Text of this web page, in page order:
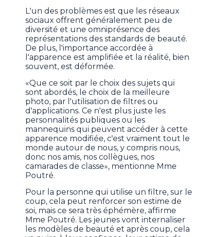
L'un des problèmes est que les réseaux
sociaux offrent généralement peu de
diversité et une omniprésence des
représentations des standards de beauté.
De plus, l'importance accordée à
l'apparence est amplifiée et la réalité, bien
souvent, est déformée.
«Que ce soit par le choix des sujets qui
sont abordés, le choix de la meilleure
photo, par l'utilisation de filtres ou
d'applications. Ce n'est plus juste les
personnalités publiques ou les
mannequins qui peuvent accéder à cette
apparence modifiée, c'est vraiment tout le
monde autour de nous, y compris nous,
donc nos amis, nos collègues, nos
camarades de classe», mentionne Mme
Poutré.
Pour la personne qui utilise un filtre, sur le
coup, cela peut renforcer son estime de
soi, mais ce sera très éphémère, affirme
Mme Poutré. Les jeunes vont internaliser
les modèles de beauté et après coup, cela